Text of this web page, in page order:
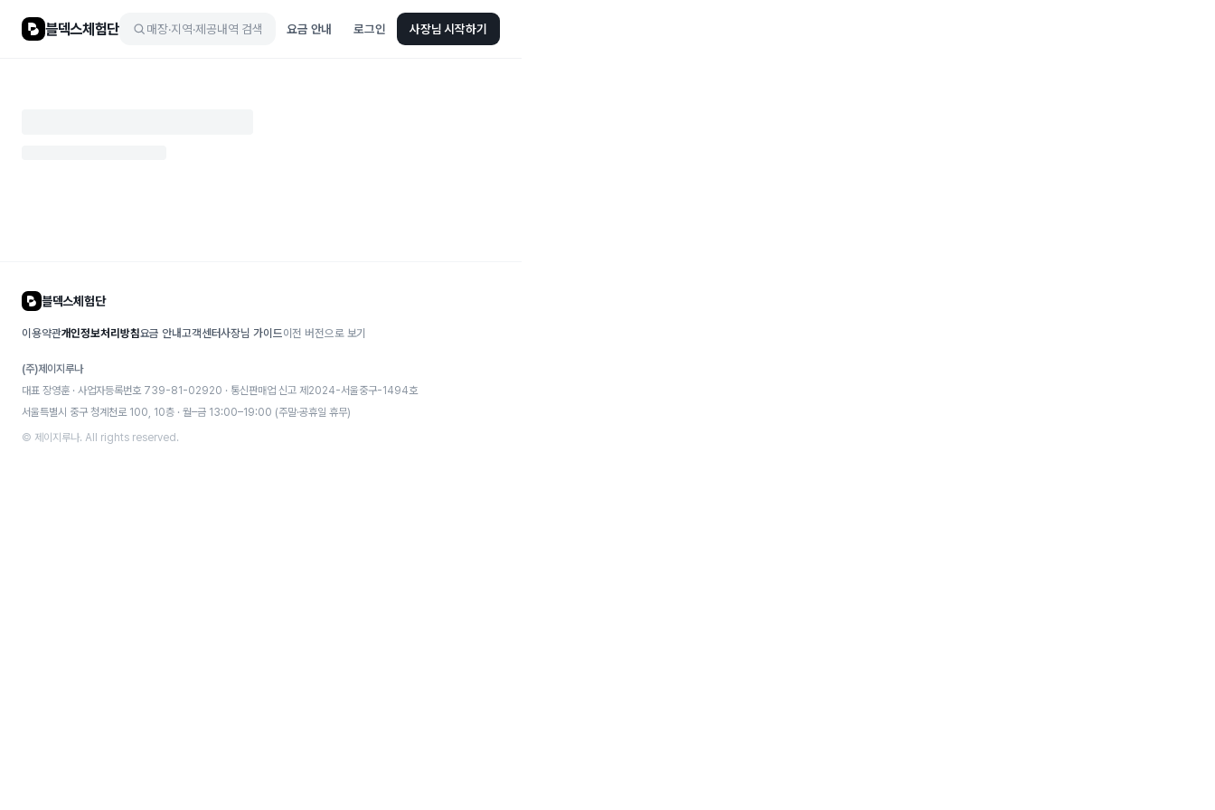
블덱스체험단 매장·지역·제공내역 검색 요금 안내 로그인 사장님 시작하기
블덱스체험단
이용약관개인정보처리방침요금 안내고객센터사장님 가이드이전 버전으로 보기
(주)제이지루나
대표 장영훈 · 사업자등록번호 739-81-02920 · 통신판매업 신고 제2024-서울중구-1494호
서울특별시 중구 청계천로 100, 10층 · 월–금 13:00–19:00 (주말·공휴일 휴무)
© 제이지루나. All rights reserved.